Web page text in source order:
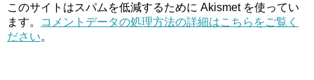
このサイトはスパムを低減するために Akismet を使ってい
ます。
コメントデータの処理方法の詳細はこちらをご覧く
ださい。